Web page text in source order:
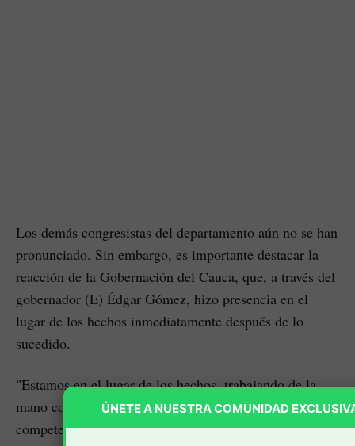
Los demás congresistas del departamento aún no se han
pronunciado. Sin embargo, es importante destacar la
reacción de la Gobernación del Cauca, que, a través del
gobernador (E) Édgar Gómez, hizo presencia en el
lugar de los hechos inmediatamente después de lo
sucedido.​​​​
"Estamos en el lugar de los hechos, trabajando de la
mano con la Policía Nacional y las autoridades
competentes para garantizar la seguridad y tranquilidad
ÚNETE A NUESTRA COMUNIDAD